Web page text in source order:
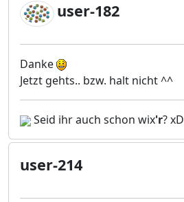
user-182
Danke
Jetzt gehts.. bzw. halt nicht ^^
Seid ihr auch schon wix'r? xD
user-214